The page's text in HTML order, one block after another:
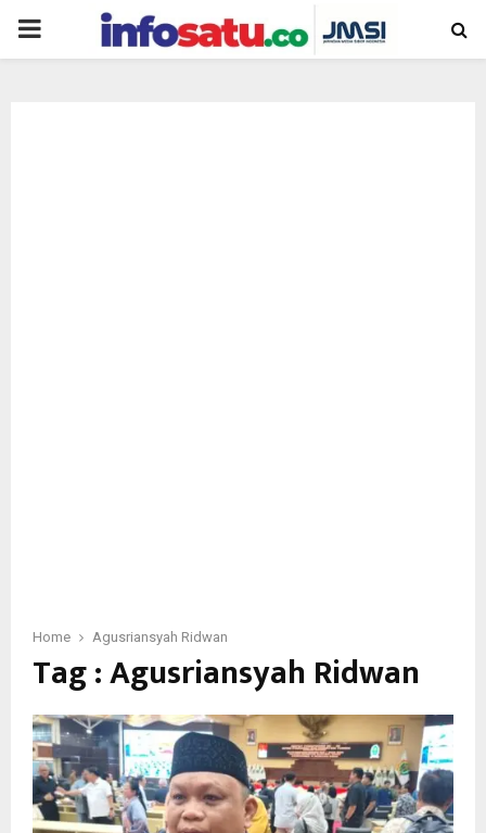
PRIMARY
Home Agusriansyah Ridwan
Tag : Agusriansyah Ridwan